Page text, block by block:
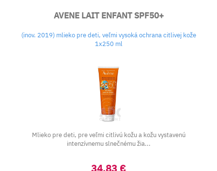
AVENE LAIT ENFANT SPF50+
(inov. 2019) mlieko pre deti, veľmi vysoká ochrana citlivej kože
1x250 ml
Mlieko pre deti, pre veľmi citlivú kožu a kožu vystavenú
intenzívnemu slnečnému žia...
34,83 €